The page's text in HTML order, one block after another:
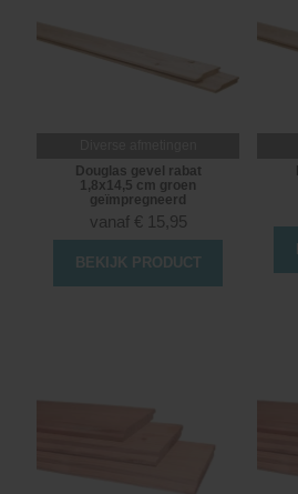
Douglas gevel rabat
1,8x14,5 cm groen
geïmpregneerd
vanaf € 15,95
BEKIJK PRODUCT